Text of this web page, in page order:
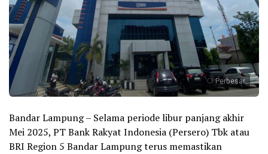
Perbesar
Bandar Lampung – Selama periode libur panjang akhir
Mei 2025, PT Bank Rakyat Indonesia (Persero) Tbk atau
BRI Region 5 Bandar Lampung terus memastikan